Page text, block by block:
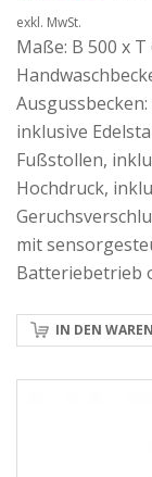
exkl. MwSt.
Maße: B 500 x
inklusive
Fußstollen,
Hochdruck,
mit
Batteriebetrieb
IN DEN